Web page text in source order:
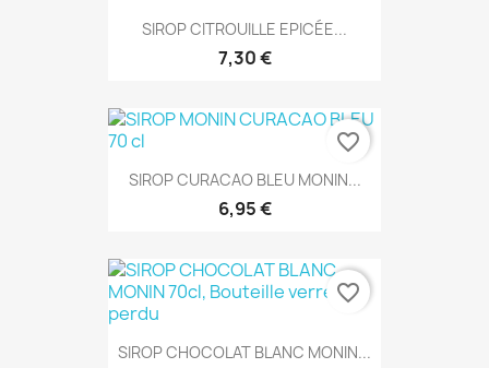
SIROP CITROUILLE EPICÉE...
7,30 €
SIROP CURACAO BLEU MONIN...
6,95 €
favorite_border
SIROP CHOCOLAT BLANC MONIN...
favorite_border